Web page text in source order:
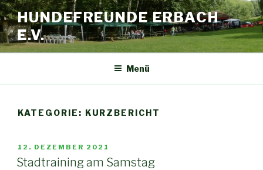
HUNDEFREUNDE ERBACH
E.V.
Menü
KATEGORIE: KURZBERICHT
12. DEZEMBER 2021
Stadtraining am Samstag